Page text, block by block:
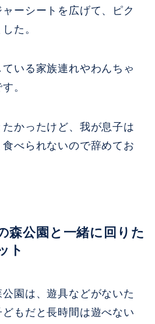
ーシートを広げて、ピク
た。
いる家族連れやわんちゃ
。
かったけど、我が息子は
べられないので辞めてお
森公園と一緒に回りた
ト
園は、遊具などがないた
もだと長時間は遊べない